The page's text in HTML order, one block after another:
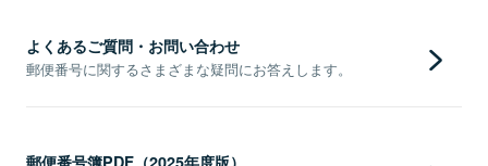
よくあるご質問・お問い合わせ
郵便番号に関するさまざまな疑問にお答えします。